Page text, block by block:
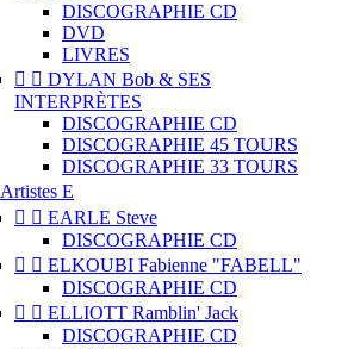
DISCOGRAPHIE CD
DVD
LIVRES
  DYLAN Bob & SES
INTERPRÈTES
DISCOGRAPHIE CD
DISCOGRAPHIE 45 TOURS
DISCOGRAPHIE 33 TOURS
Artistes E
  EARLE Steve
DISCOGRAPHIE CD
  ELKOUBI Fabienne "FABELL"
DISCOGRAPHIE CD
  ELLIOTT Ramblin' Jack
DISCOGRAPHIE CD